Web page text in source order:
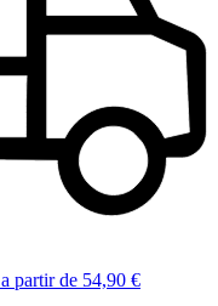
a partir de 54,90 €